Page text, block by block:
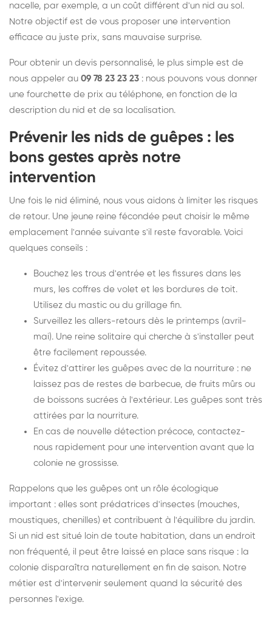
nacelle, par exemple, a un coût différent d'un nid au sol.
Notre objectif est de vous proposer une intervention
efficace au juste prix, sans mauvaise surprise.
Pour obtenir un devis personnalisé, le plus simple est de
nous appeler au 09 78 23 23 23 : nous pouvons vous donner
une fourchette de prix au téléphone, en fonction de la
description du nid et de sa localisation.
Prévenir les nids de guêpes : les
bons gestes après notre
intervention
Une fois le nid éliminé, nous vous aidons à limiter les risques
de retour. Une jeune reine fécondée peut choisir le même
emplacement l'année suivante s'il reste favorable. Voici
quelques conseils :
Bouchez les trous d'entrée et les fissures dans les
murs, les coffres de volet et les bordures de toit.
Utilisez du mastic ou du grillage fin.
Surveillez les allers-retours dès le printemps (avril-
mai). Une reine solitaire qui cherche à s'installer peut
être facilement repoussée.
Évitez d'attirer les guêpes avec de la nourriture : ne
laissez pas de restes de barbecue, de fruits mûrs ou
de boissons sucrées à l'extérieur. Les guêpes sont très
attirées par la nourriture.
En cas de nouvelle détection précoce, contactez-
nous rapidement pour une intervention avant que la
colonie ne grossisse.
Rappelons que les guêpes ont un rôle écologique
important : elles sont prédatrices d'insectes (mouches,
moustiques, chenilles) et contribuent à l'équilibre du jardin.
Si un nid est situé loin de toute habitation, dans un endroit
non fréquenté, il peut être laissé en place sans risque : la
colonie disparaîtra naturellement en fin de saison. Notre
métier est d'intervenir seulement quand la sécurité des
personnes l'exige.